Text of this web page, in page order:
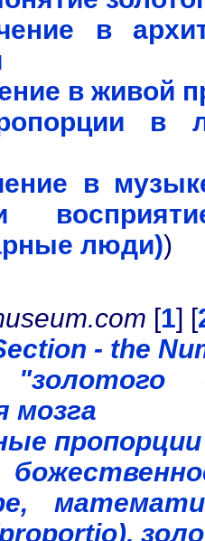
в
в живой
в
в
люди))
[1] [
- the
мозга
пропорции